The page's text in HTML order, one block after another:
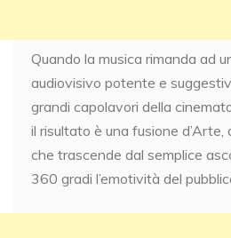
Quando la musica rimanda ad
audiovisivo potente e
grandi capolavori della
il risultato è una fusione d’Arte,
che trascende dal semplice
360 gradi l’emotività del